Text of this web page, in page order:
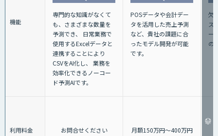
機能
専門的な知識がなくて
も、さまざまな数量を
予測でき、 日常業務で
使用するExcelデータと
連携することにより
CSVをAI化し、 業務を
効率化できるノーコー
ド予測AIです。
POSデータや会計デー
タを活用した売上予測
など、貴社の課題に合
ったモデル開発が可能
です。
欠
ス
ー
の
利用料金 お問合せください 月額150万円〜400万円